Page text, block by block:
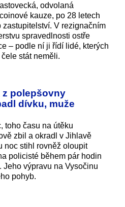
odvolaná
kauze, po 28 letech
V rezignačním
spravedlnosti ostře
– podle ní ji řídí lidé, kterých
stát neměli.
polepšovny
dívku, muže
toho času na útěku
zbil a okradl v Jihlavě
noc stihl rovněž oloupit
policisté během pár hodin
výpravu na Vysočinu
pohyb.